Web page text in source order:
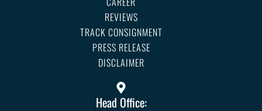
REVIEWS
TRACK CONSIGNMENT
PRESS RELEASE
DISCLAIMER
Head Office: